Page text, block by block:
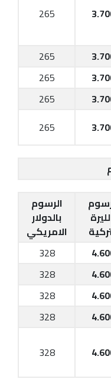
265
265
265
265
265
الرسوم
بالدولار
الامريكي
328
328
328
328
328